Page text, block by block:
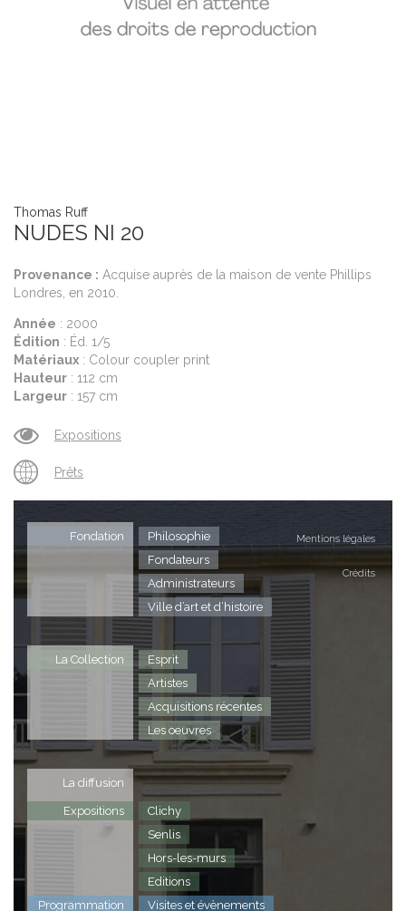
Thomas Ruff
NUDES NI 20
Provenance : Acquise auprès de la maison de vente Phillips
Londres, en 2010.
Année : 2000
Édition : Éd. 1/5
Matériaux : Colour coupler print
Hauteur : 112 cm
Largeur : 157 cm
Expositions
Prêts
Mentions légales
Crédits
Fondation
Philosophie
Fondateurs
Administrateurs
Ville d’art et d’histoire
La Collection
Esprit
Artistes
Acquisitions récentes
Les oeuvres
La diffusion
Expositions
Clichy
Senlis
Hors-les-murs
Editions
Programmation
Visites et évènements